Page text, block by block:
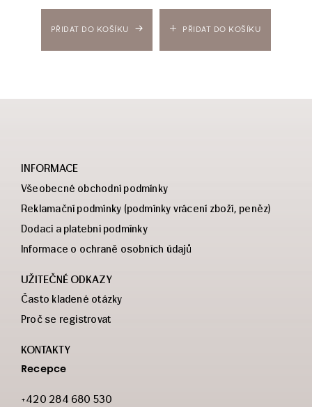
PŘIDAT DO KOŠÍKU PŘIDAT DO KOŠÍKU
INFORMACE
Všeobecné obchodní podmínky
Reklamační podmínky (podmínky vrácení zboží, peněz)
Dodací a platební podmínky
Informace o ochraně osobních údajů
UŽITEČNÉ ODKAZY
Často kladené otázky
Proč se registrovat
KONTAKTY
Recepce
+420 284 680 530